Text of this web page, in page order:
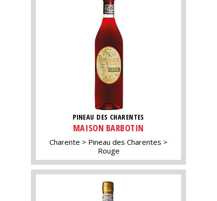
PINEAU DES CHARENTES
MAISON BARBOTIN
Charente
Pineau des Charentes
Rouge